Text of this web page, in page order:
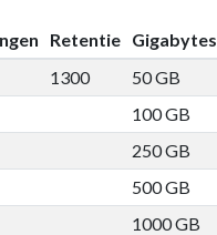
Retentie Gigabytes
1300 50 GB
100 GB
250 GB
500 GB
1000 GB